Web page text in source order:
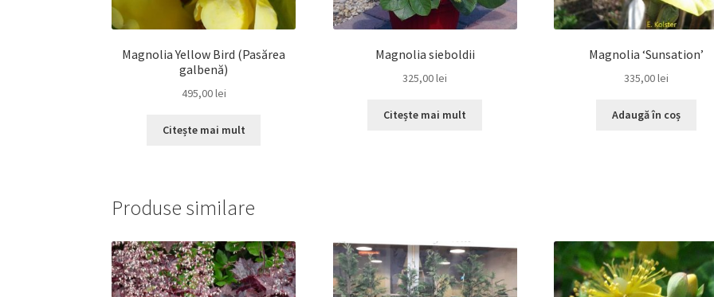
Magnolia Yellow Bird (Pasărea
galbenă)
495,00lei
Citește mai mult
Magnolia sieboldii
325,00lei
Citește mai mult
Magnolia ‘Sunsation’
335,00lei
Adaugă în coș
Produse similare